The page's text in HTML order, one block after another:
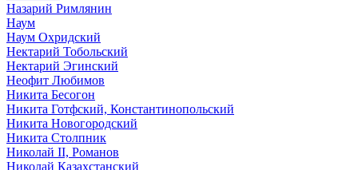
Назарий Римлянин
Наум
Наум Охридский
Нектарий Тобольский
Нектарий Эгинский
Неофит Любимов
Никита Бесогон
Никита Готфский, Константинопольский
Никита Новогородский
Никита Столпник
Николай II, Романов
Николай Казахстанский